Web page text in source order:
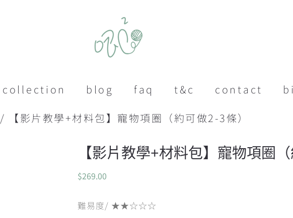
collection blog faq t&c contact
/ 【影片教學+材料包】寵物項圈（約可做2-3條）
【影片教學+材料包】寵物項圈（
$269.00
難易度/ ★★☆☆☆